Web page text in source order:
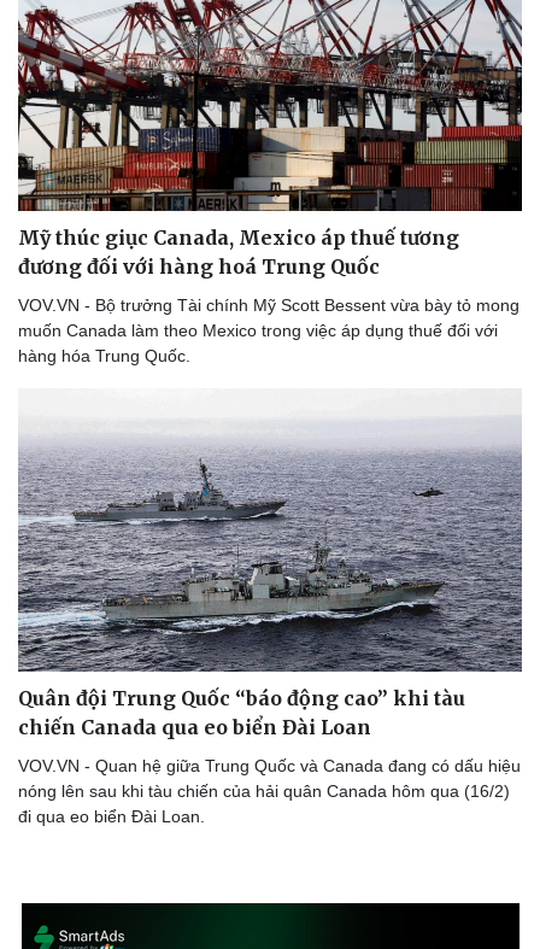
Bóng đá
Mỹ thúc giục Canada, Mexico áp thuế tương
đương đối với hàng hoá Trung Quốc
VOV.VN - Bộ trưởng Tài chính Mỹ Scott Bessent vừa bày tỏ mong
muốn Canada làm theo Mexico trong việc áp dụng thuế đối với
hàng hóa Trung Quốc.
Quân đội Trung Quốc “báo động cao” khi tàu
chiến Canada qua eo biển Đài Loan
VOV.VN - Quan hệ giữa Trung Quốc và Canada đang có dấu hiệu
nóng lên sau khi tàu chiến của hải quân Canada hôm qua (16/2)
đi qua eo biển Đài Loan.